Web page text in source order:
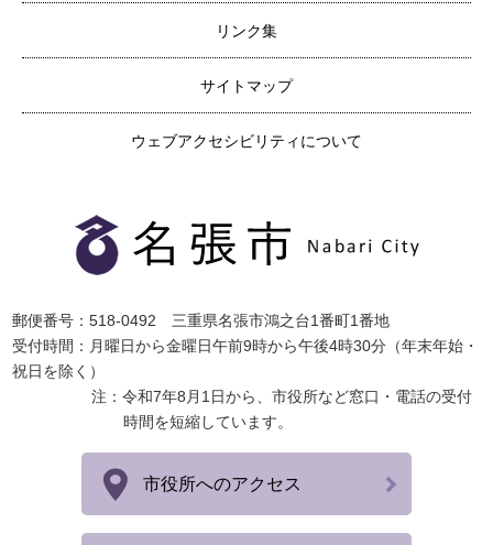
リンク集
サイトマップ
ウェブアクセシビリティについて
郵便番号：518-0492 三重県名張市鴻之台1番町1番地
受付時間：月曜日から金曜日午前9時から午後4時30分（年末年始・
祝日を除く）
注：令和7年8月1日から、市役所など窓口・電話の受付
時間を短縮しています。
市役所へのアクセス